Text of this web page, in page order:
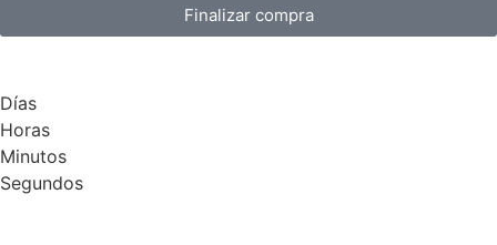
Finalizar compra
Días
Horas
Minutos
Segundos